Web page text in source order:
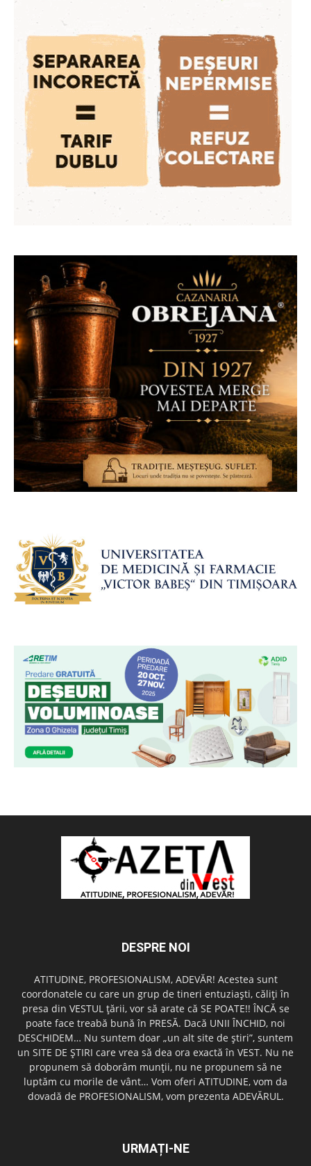
DESPRE NOI
ATITUDINE, PROFESIONALISM, ADEVĂR! Acestea sunt
coordonatele cu care un grup de tineri entuziaşti, căliţi în
presa din VESTUL ţării, vor să arate că SE POATE!! ÎNCĂ se
poate face treabă bună în PRESĂ. Dacă UNII ÎNCHID, noi
DESCHIDEM… Nu suntem doar „un alt site de ştiri”, suntem
un SITE DE ŞTIRI care vrea să dea ora exactă în VEST. Nu ne
propunem să doborâm munţii, nu ne propunem să ne
luptăm cu morile de vânt… Vom oferi ATITUDINE, vom da
dovadă de PROFESIONALISM, vom prezenta ADEVĂRUL.
URMAȚI-NE